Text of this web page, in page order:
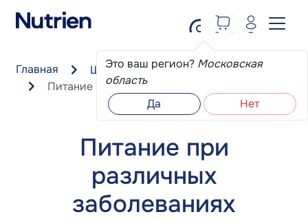
Это ваш регион? Московская
область
Да
Нет
Главная
Школа пациента
Питание при различных заболеваниях
Питание при
различных
заболеваниях